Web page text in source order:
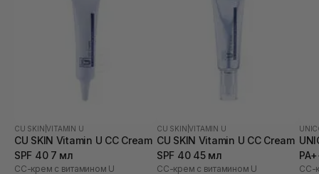
CU SKIN |VITAMIN U
CU SKIN Vitamin U CC Cream
SPF 40 7 мл
СС-крем с витамином U
CU SKIN |VITAMIN U
CU SKIN Vitamin U CC Cream
SPF 40 45 мл
СС-крем с витамином U